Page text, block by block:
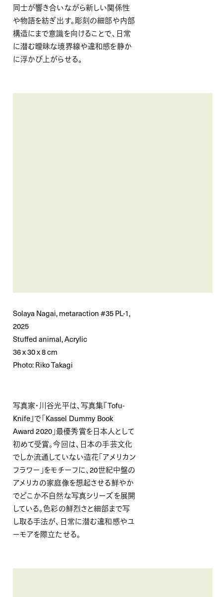
同士が響き合いながら新しい関係性
や物語を紡ぎ出す。彫刻の細部や内部
構造にまで意識を向けることで、日常
に潜む曖昧な境界線や違和感を静か
に浮かび上がらせる。
Solaya Nagai, metaraction #35 PL-1,
2025
Stuffed animal, Acrylic
36 x 30 x 8 cm
Photo: Riko Takagi
写真家・川谷光平は、写真集『Tofu-
Knife』で「Kassel Dummy Book
Award 2020」最優秀賞を日本人として
初めて受賞。今回は、日本の手芸文化
でしか流通していない造花「アメリカン
フラワー」をモチーフに、20世紀中盤の
アメリカの家庭像を想起させる鮮やか
でどこか不自然な写真シリーズを展開
している。色彩の鮮烈さと細部まで写
し取る手法が、日常に潜む違和感やユ
ーモアを際立たせる。